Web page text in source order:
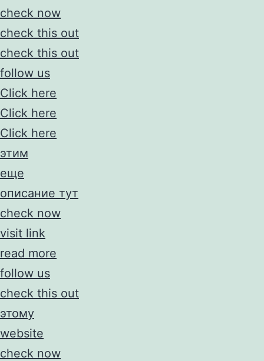
check now
check this out
check this out
follow us
Click here
Click here
Click here
этим
еще
описание тут
check now
visit link
read more
follow us
check this out
этому
website
check now